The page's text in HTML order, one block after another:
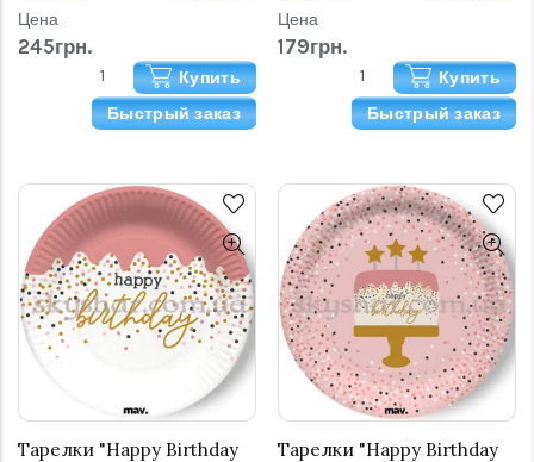
Цена
245грн.
Купить
Быстрый заказ
Цена
179грн.
Купить
Быстрый заказ
Тарелки "Happy Birthday
Тарелки "Happy Birthday